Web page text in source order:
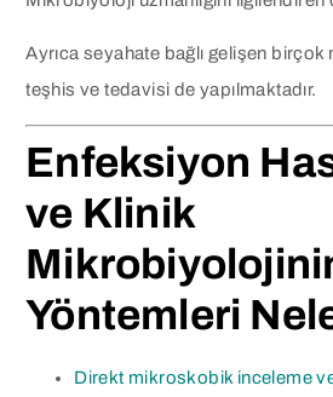
Ayrıca seyahate bağlı gelişen birçok
teşhis ve tedavisi de yapılmaktadır.
Enfeksiyon
ve Klinik
Yöntemleri
Direkt mikroskobik inceleme